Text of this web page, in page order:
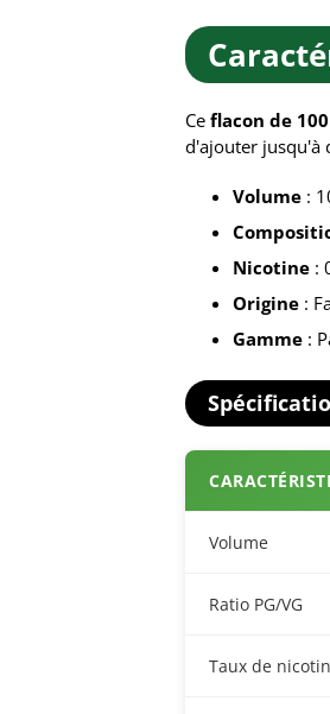
Ceflacon de
d'ajouter jusqu'à
Volume :
Nicotine :
Origine :
Gamme :
Volume
Ratio PG/VG
Taux de